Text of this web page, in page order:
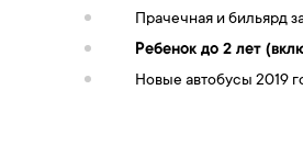
Прачечная и бильярд
Ребенок до 2 лет
Новые автобусы 2019